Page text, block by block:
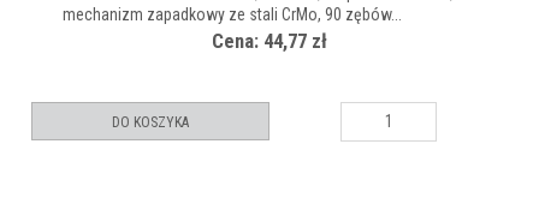
mechanizm zapadkowy ze stali CrMo, 90 zębów...
Cena: 44,77 zł
DO KOSZYKA